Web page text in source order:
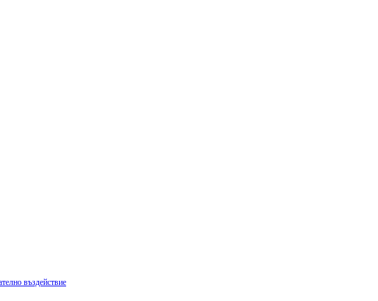
въздействие